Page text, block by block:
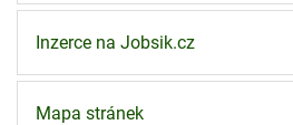
Inzerce na Jobsik.cz
Mapa stránek